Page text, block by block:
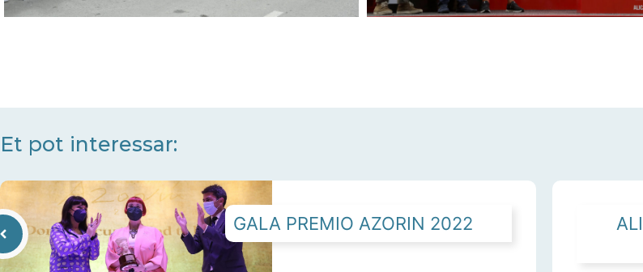
Et pot interessar:
GALA PREMIO AZORIN 2022